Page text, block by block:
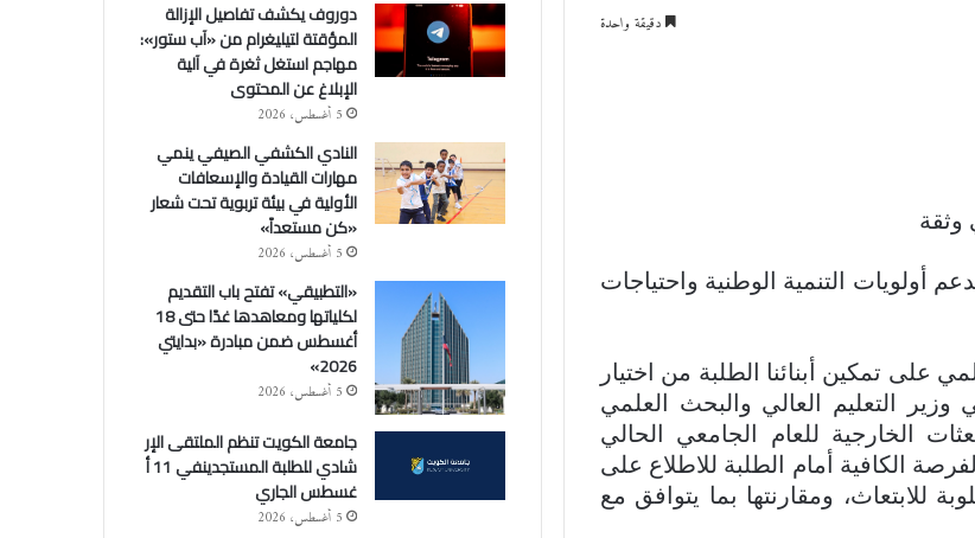
دقيقة واحدة
وثقة
أولويات التنمية الوطنية واحتياجات
على تمكين أبنائنا الطلبة من اختيار
التعليم العالي والبحث العلمي
الخارجية للعام الجامعي الحالي
الفرصة الكافية أمام الطلبة للاطلاع على
للابتعاث، ومقارنتها بما يتوافق مع
دوروف يكشف تفاصيل الإزالة
المؤقتة لتيليغرام من «آب ستور»:
مهاجم استغل ثغرة في آلية
الإبلاغ عن المحتوى
5 أغسطس، 2026
النادي الكشفي الصيفي ينمي
مهارات القيادة والإسعافات
الأولية في بيئة تربوية تحت شعار
«كن مستعداً»
5 أغسطس، 2026
«التطبيقي» تفتح باب التقديم
لكلياتها ومعاهدها غدًا حتى 18
أغسطس ضمن مبادرة «بدايتي
2026»
5 أغسطس، 2026
جامعة الكويت تنظم الملتقى الإر
شادي للطلبة المستجدينفي 11 أ
غسطس الجاري
5 أغسطس، 2026